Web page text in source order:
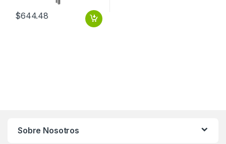
$644.48
Sobre Nosotros